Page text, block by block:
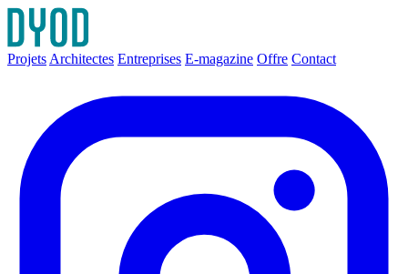
Projets Architectes Entreprises E-magazine Offre Contact